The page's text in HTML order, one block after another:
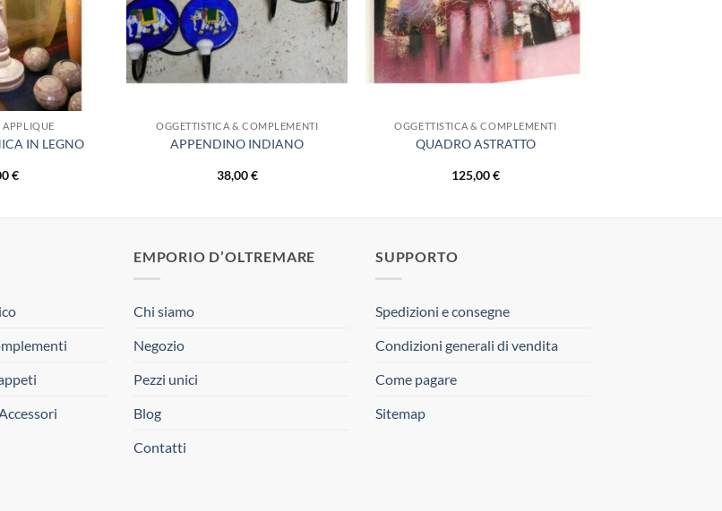
APPLIQUE
IN LEGNO
€
OGGETTISTICA & COMPLEMENTI
APPENDINO INDIANO
38,00€
OGGETTISTICA & COMPLEMENTI
QUADRO ASTRATTO
125,00€
EMPORIO D’OLTREMARE
Chi siamo
Negozio
Pezzi unici
Blog
Contatti
SUPPORTO
Spedizioni e consegne
Condizioni generali di vendita
Come pagare
Sitemap